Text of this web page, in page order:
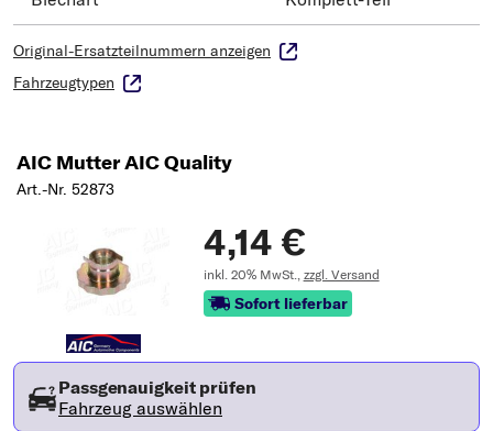
Original-Ersatzteilnummern anzeigen
Fahrzeugtypen
AIC Mutter AIC Quality
Art.-Nr. 52873
4,14 €
inkl. 20% MwSt., zzgl. Versand
Sofort lieferbar
Passgenauigkeit prüfen
Fahrzeug auswählen